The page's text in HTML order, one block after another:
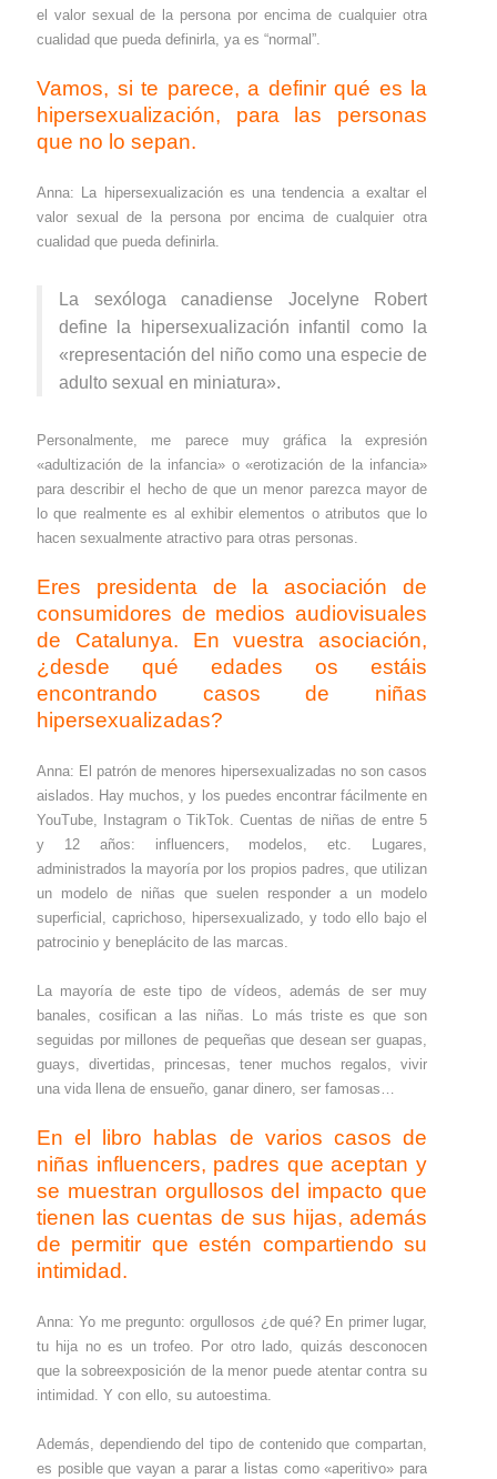
el valor sexual de la persona por encima de cualquier otra
cualidad que pueda definirla, ya es “normal”.
Vamos, si te parece, a definir qué es la
hipersexualización, para las personas
que no lo sepan.
Anna: La hipersexualización es una tendencia a exaltar el
valor sexual de la persona por encima de cualquier otra
cualidad que pueda definirla.
La sexóloga canadiense Jocelyne Robert
define la hipersexualización infantil como la
«representación del niño como una especie de
adulto sexual en miniatura».
Personalmente, me parece muy gráfica la expresión
«adultización de la infancia» o «erotización de la infancia»
para describir el hecho de que un menor parezca mayor de
lo que realmente es al exhibir elementos o atributos que lo
hacen sexualmente atractivo para otras personas.
Eres presidenta de la asociación de
consumidores de medios audiovisuales
de Catalunya. En vuestra asociación,
¿desde qué edades os estáis
encontrando casos de niñas
hipersexualizadas?
Anna: El patrón de menores hipersexualizadas no son casos
aislados. Hay muchos, y los puedes encontrar fácilmente en
YouTube, Instagram o TikTok. Cuentas de niñas de entre 5
y 12 años: influencers, modelos, etc. Lugares,
administrados la mayoría por los propios padres, que utilizan
un modelo de niñas que suelen responder a un modelo
superficial, caprichoso, hipersexualizado, y todo ello bajo el
patrocinio y beneplácito de las marcas.
La mayoría de este tipo de vídeos, además de ser muy
banales, cosifican a las niñas. Lo más triste es que son
seguidas por millones de pequeñas que desean ser guapas,
guays, divertidas, princesas, tener muchos regalos, vivir
una vida llena de ensueño, ganar dinero, ser famosas…
En el libro hablas de varios casos de
niñas influencers, padres que aceptan y
se muestran orgullosos del impacto que
tienen las cuentas de sus hijas, además
de permitir que estén compartiendo su
intimidad.
Anna: Yo me pregunto: orgullosos ¿de qué? En primer lugar,
tu hija no es un trofeo. Por otro lado, quizás desconocen
que la sobreexposición de la menor puede atentar contra su
intimidad. Y con ello, su autoestima.
Además, dependiendo del tipo de contenido que compartan,
es posible que vayan a parar a listas como «aperitivo» para